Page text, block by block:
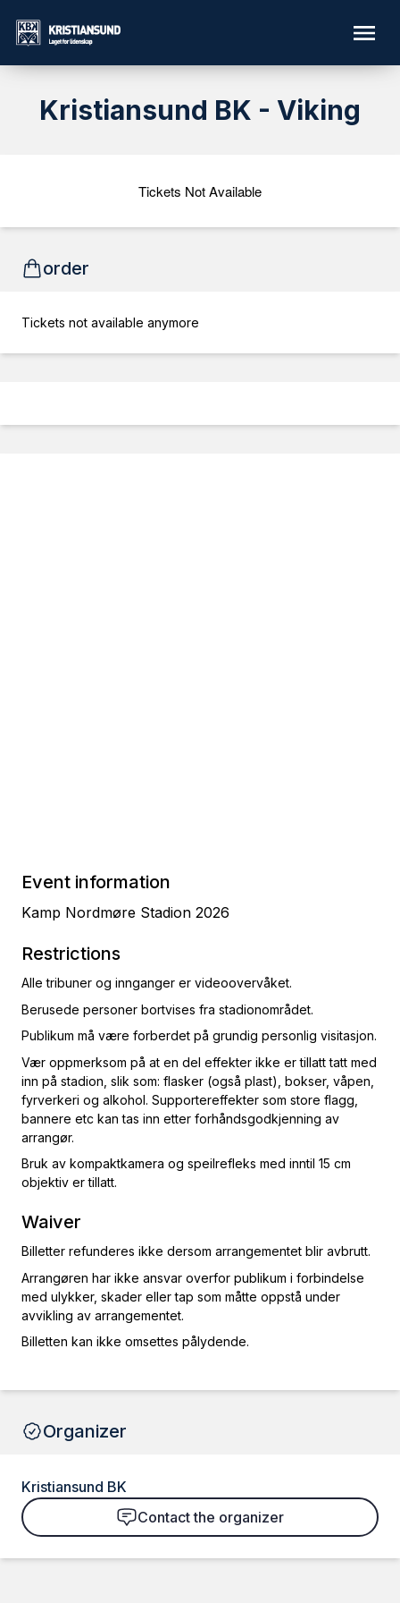
Kristiansund BK - Viking
Tickets Not Available
order
Tickets not available anymore
Event information
Kamp Nordmøre Stadion 2026
Restrictions
Alle tribuner og innganger er videoovervåket.
Berusede personer bortvises fra stadionområdet.
Publikum må være forberdet på grundig personlig visitasjon.
Vær oppmerksom på at en del effekter ikke er tillatt tatt med
inn på stadion, slik som: flasker (også plast), bokser, våpen,
fyrverkeri og alkohol. Supportereffekter som store flagg,
bannere etc kan tas inn etter forhåndsgodkjenning av
arrangør.
Bruk av kompaktkamera og speilrefleks med inntil 15 cm
objektiv er tillatt.
Waiver
Billetter refunderes ikke dersom arrangementet blir avbrutt.
Arrangøren har ikke ansvar overfor publikum i forbindelse
med ulykker, skader eller tap som måtte oppstå under
avvikling av arrangementet.
Billetten kan ikke omsettes pålydende.
Organizer
Kristiansund BK
Contact the organizer